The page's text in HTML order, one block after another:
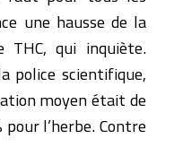
une hausse de la
qui inquiète.
police scientifique,
moyen était de
pour l’herbe. Contre